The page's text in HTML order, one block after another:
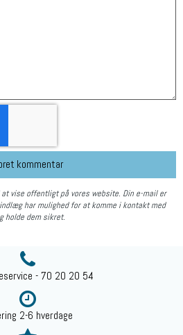
kommentar
vise offentligt på vores website. Din e-mail er
har mulighed for at komme i kontakt med
holde dem sikret.
- 70 20 20 54
2-6 hverdage